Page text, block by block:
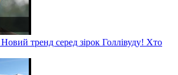
тренд серед зірок Голлівуду! Хто